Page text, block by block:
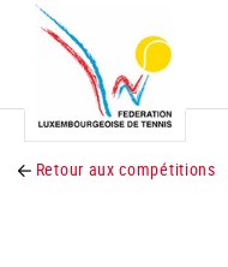
Retour aux compétitions